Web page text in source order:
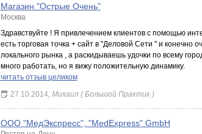
Магазин "Острые Очень"
Москва
Здравствуйте ! Я привлечением клиентов с помощью
есть торговая точка + сайт в "Деловой Сети " и конечно
локального рынка , а раскидываешь удочки по всему
много работать, но я вижу положительную динамику.
читать отзыв целиком
27.10.2014, Михаил ( Большой Практик )
ООО "МедЭкспресс", "MedExpress" GmbH